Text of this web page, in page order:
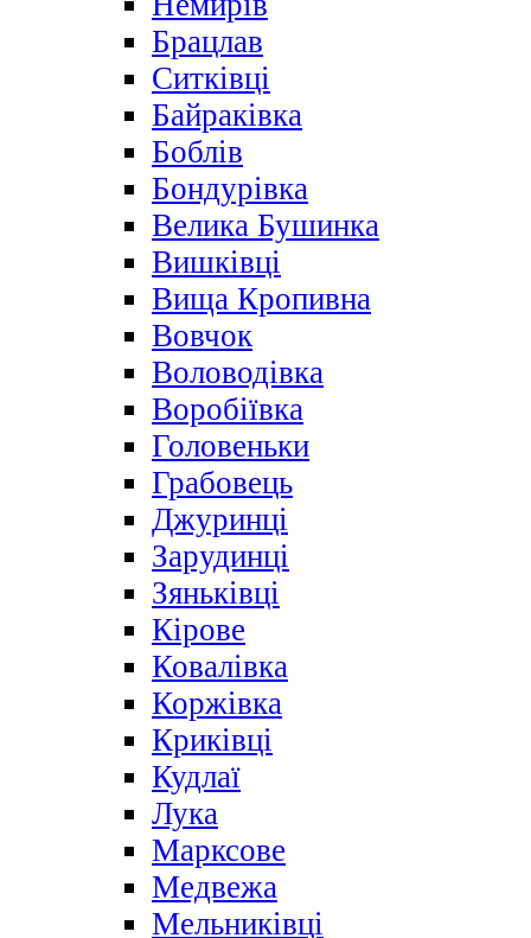
Брацлав
Ситківці
Байраківка
Боблів
Бондурівка
Велика Бушинка
Вишківці
Вища Кропивна
Вовчок
Воловодівка
Воробіївка
Головеньки
Грабовець
Джуринці
Зарудинці
Зяньківці
Кірове
Ковалівка
Коржівка
Криківці
Кудлаї
Лука
Марксове
Медвежа
Мельниківці